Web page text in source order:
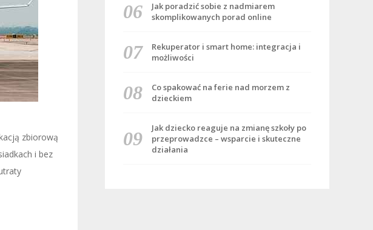
zbiorową
i bez
Jak poradzić sobie z nadmiarem
skomplikowanych porad online
Rekuperator i smart home: integracja i
możliwości
Co spakować na ferie nad morzem z
dzieckiem
Jak dziecko reaguje na zmianę szkoły po
przeprowadzce – wsparcie i skuteczne
działania